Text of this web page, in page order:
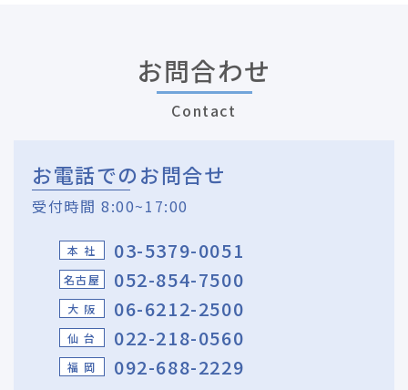
お問合わせ
Contact
お電話でのお問合せ
受付時間 8:00~17:00
本 社 03-5379-0051
名古屋 052-854-7500
大 阪 06-6212-2500
仙 台 022-218-0560
福 岡 092-688-2229